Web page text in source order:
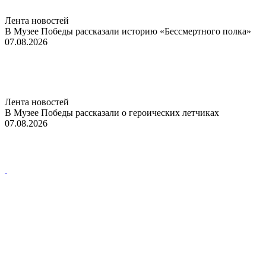
Лента новостей
В Музее Победы рассказали историю «Бессмертного полка»
07.08.2026
Лента новостей
В Музее Победы рассказали о героических летчиках
07.08.2026